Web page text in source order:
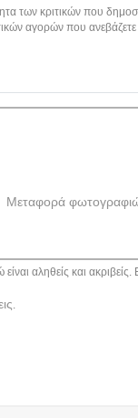
των κριτικών που
αγορών που ανεβάζετε
Μεταφορά
αληθείς και
.